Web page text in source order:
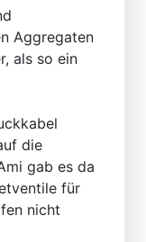
Aggregaten
als so ein
die
gab es da
für
nicht